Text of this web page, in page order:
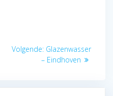
Volgende: Volgend
bericht:
Glazenwasser
– Eindhoven